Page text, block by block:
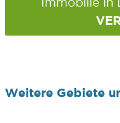
Weitere Gebiete